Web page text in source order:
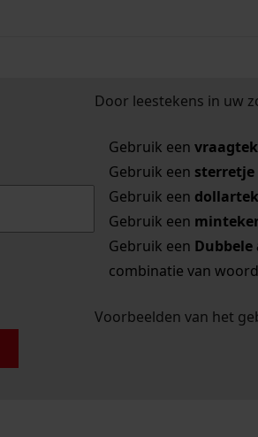
Door leestekens in uw
Gebruik een
Gebruik een sterretje
Gebruik een
Gebruik een
Gebruik een
combinatie van
Voorbeelden van het